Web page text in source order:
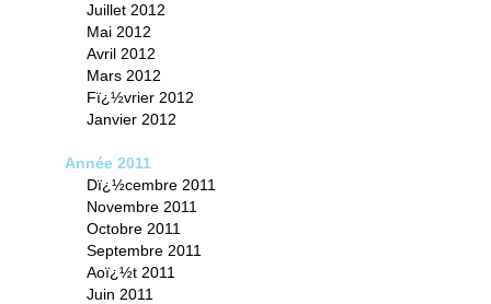
Juillet 2012
Mai 2012
Avril 2012
Mars 2012
Fï¿½vrier 2012
Janvier 2012
Année 2011
Dï¿½cembre 2011
Novembre 2011
Octobre 2011
Septembre 2011
Aoï¿½t 2011
Juin 2011